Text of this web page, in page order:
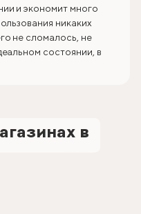
и экономит много
никаких
не сломалось, не
состоянии, в
в